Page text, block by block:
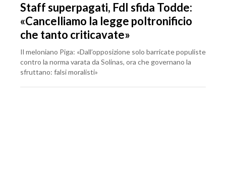
Staff superpagati, FdI sfida Todde:
«Cancelliamo la legge poltronificio
che tanto criticavate»
Il meloniano Piga: «Dall’opposizione solo barricate populiste
contro la norma varata da Solinas, ora che governano la
sfruttano: falsi moralisti»